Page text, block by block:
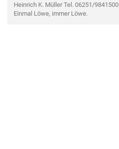
Heinrich K. Müller Tel. 06251/
Einmal Löwe, immer Löwe.